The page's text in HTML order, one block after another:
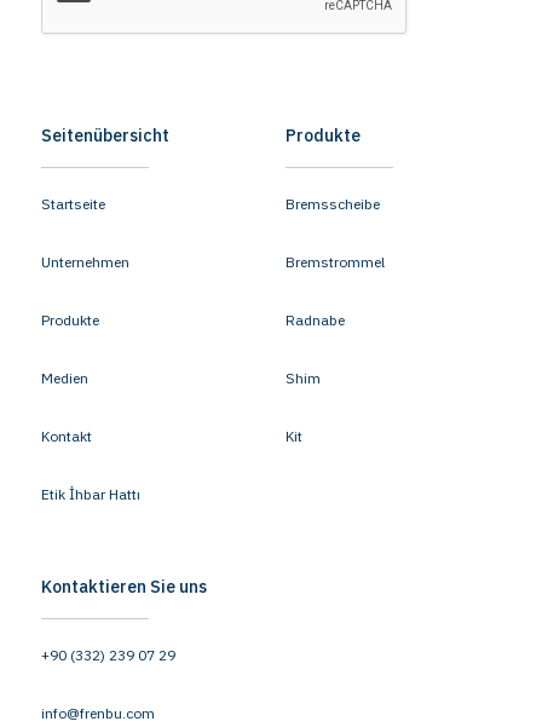
Seitenübersicht
Startseite
Unternehmen
Produkte
Medien
Kontakt
Etik İhbar Hattı
Produkte
Bremsscheibe
Bremstrommel
Radnabe
Shim
Kit
Kontaktieren Sie uns
+90 (332) 239 07 29
info@frenbu.com